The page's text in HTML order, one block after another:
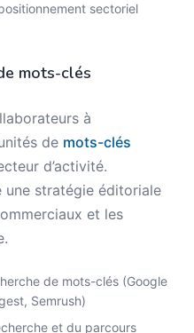
sectoriel
mots-clés
à
de mots-clés
d’activité.
une stratégie éditoriale
et les
de mots-clés (Google
Semrush)
et du parcours